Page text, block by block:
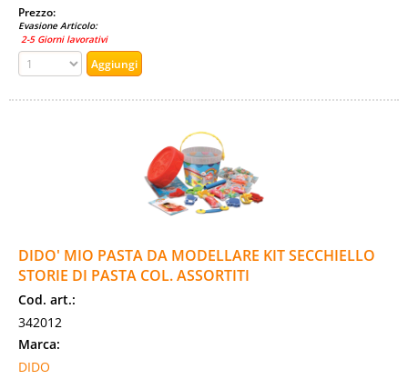
Prezzo:
Evasione Articolo:
2-5 Giorni lavorativi
DIDO' MIO PASTA DA MODELLARE KIT SECCHIELLO
STORIE DI PASTA COL. ASSORTITI
Cod. art.:
342012
Marca:
DIDO